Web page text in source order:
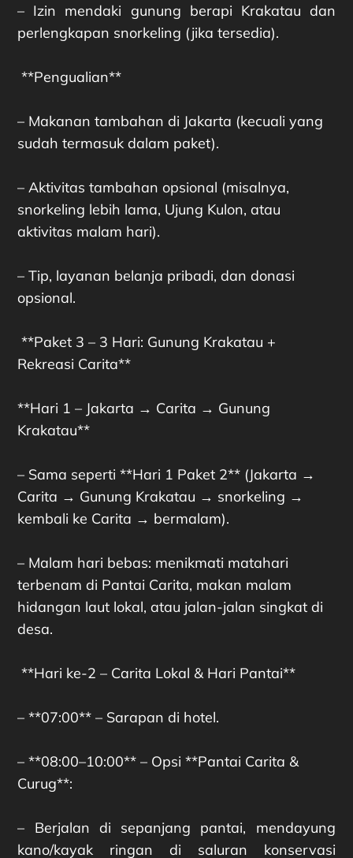
– Izin mendaki gunung berapi Krakatau dan
perlengkapan snorkeling (jika tersedia).
**Pengualian**
– Makanan tambahan di Jakarta (kecuali yang
sudah termasuk dalam paket).
– Aktivitas tambahan opsional (misalnya,
snorkeling lebih lama, Ujung Kulon, atau
aktivitas malam hari).
– Tip, layanan belanja pribadi, dan donasi
opsional.
**Paket 3 – 3 Hari: Gunung Krakatau +
Rekreasi Carita**
**Hari 1 – Jakarta → Carita → Gunung
Krakatau**
– Sama seperti **Hari 1 Paket 2** (Jakarta →
Carita → Gunung Krakatau → snorkeling →
kembali ke Carita → bermalam).
– Malam hari bebas: menikmati matahari
terbenam di Pantai Carita, makan malam
hidangan laut lokal, atau jalan-jalan singkat di
desa.
**Hari ke-2 – Carita Lokal & Hari Pantai**
– **07:00** – Sarapan di hotel.
– **08:00–10:00** – Opsi **Pantai Carita &
Curug**:
– Berjalan di sepanjang pantai, mendayung
kano/kayak ringan di saluran konservasi